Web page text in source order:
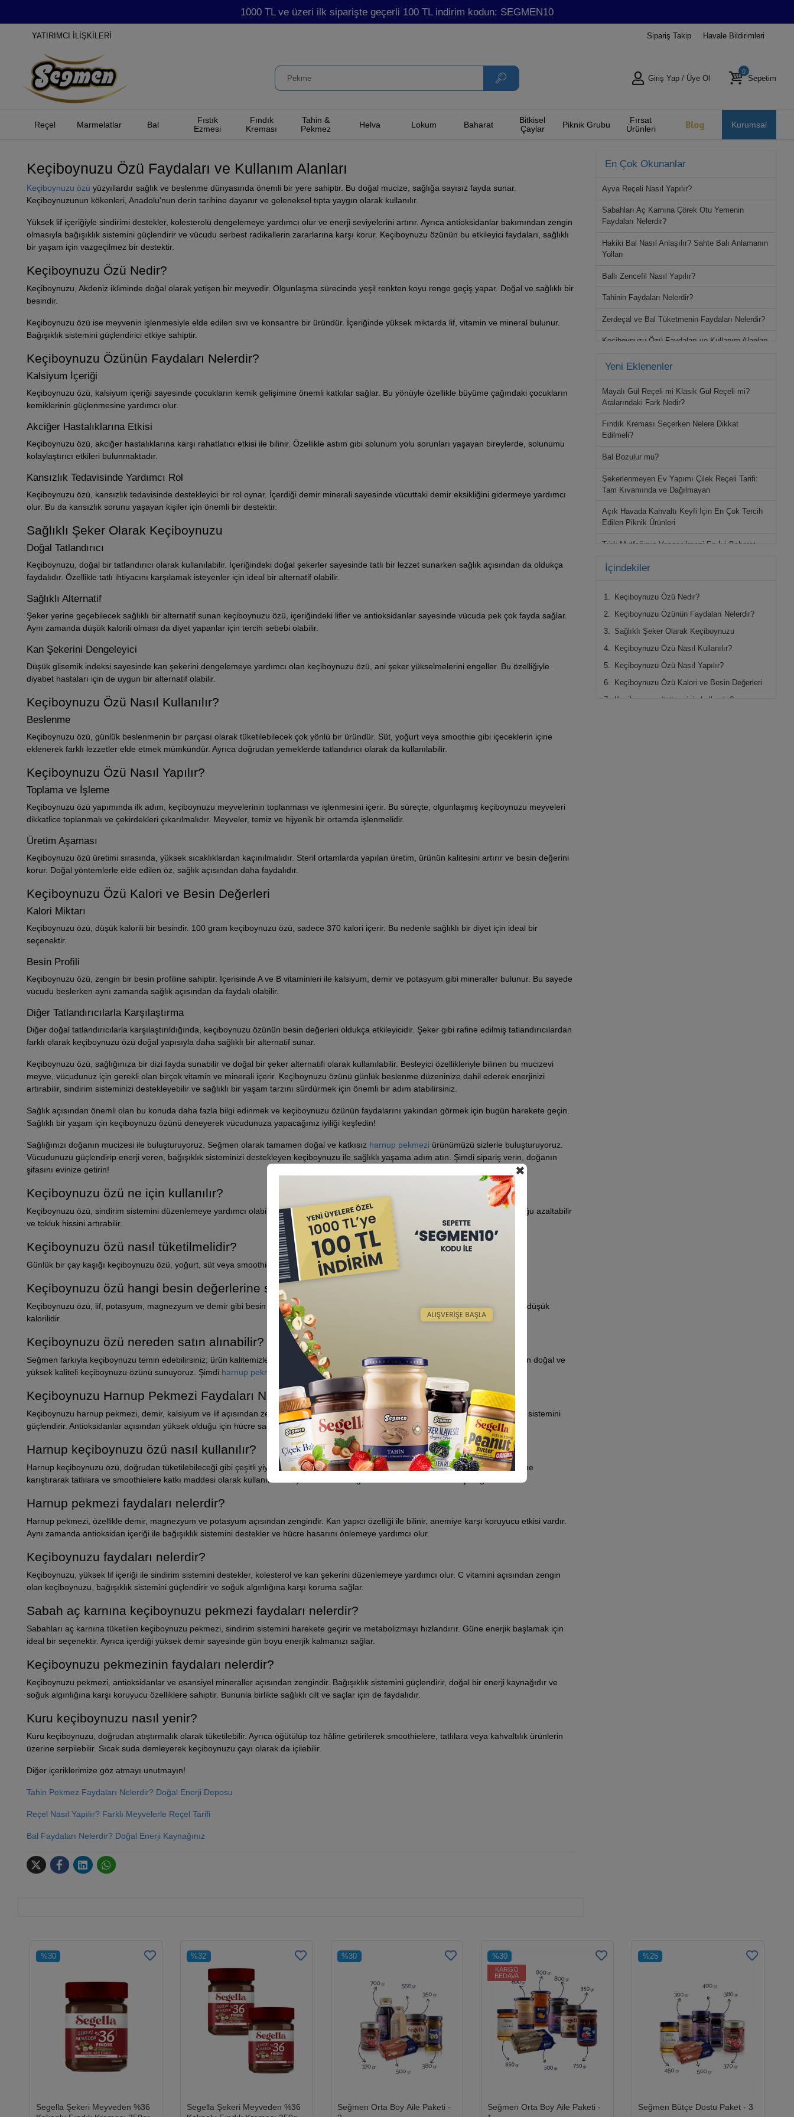
1000 TL ve üzeri ilk siparişte geçerli 100 TL indirim kodun: SEGMEN10
YATIRIMCI İLİŞKİLERİ Sipariş Takip Havale Bildirimleri
Giriş Yap / Üye Ol
0
Sepetim
Reçel Marmelatlar Bal
Fıstık
Ezmesi
Fındık
Kreması
Tahin &
Pekmez
Helva Lokum Baharat
Bitkisel
Çaylar
Piknik Grubu
Fırsat
Ürünleri
Blog Kurumsal
Keçiboynuzu Özü Faydaları ve Kullanım Alanları
Keçiboynuzu özü yüzyıllardır sağlık ve beslenme dünyasında önemli bir yere sahiptir. Bu doğal mucize, sağlığa sayısız fayda sunar.
Keçiboynuzunun kökenleri, Anadolu'nun derin tarihine dayanır ve geleneksel tıpta yaygın olarak kullanılır.
Yüksek lif içeriğiyle sindirimi destekler, kolesterolü dengelemeye yardımcı olur ve enerji seviyelerini artırır. Ayrıca antioksidanlar bakımından zengin
olmasıyla bağışıklık sistemini güçlendirir ve vücudu serbest radikallerin zararlarına karşı korur. Keçiboynuzu özünün bu etkileyici faydaları, sağlıklı
bir yaşam için vazgeçilmez bir destektir.
Keçiboynuzu Özü Nedir?
Keçiboynuzu, Akdeniz ikliminde doğal olarak yetişen bir meyvedir. Olgunlaşma sürecinde yeşil renkten koyu renge geçiş yapar. Doğal ve sağlıklı bir
besindir.
Keçiboynuzu özü ise meyvenin işlenmesiyle elde edilen sıvı ve konsantre bir üründür. İçeriğinde yüksek miktarda lif, vitamin ve mineral bulunur.
Bağışıklık sistemini güçlendirici etkiye sahiptir.
Keçiboynuzu Özünün Faydaları Nelerdir?
Kalsiyum İçeriği
Keçiboynuzu özü, kalsiyum içeriği sayesinde çocukların kemik gelişimine önemli katkılar sağlar. Bu yönüyle özellikle büyüme çağındaki çocukların
kemiklerinin güçlenmesine yardımcı olur.
Akciğer Hastalıklarına Etkisi
Keçiboynuzu özü, akciğer hastalıklarına karşı rahatlatıcı etkisi ile bilinir. Özellikle astım gibi solunum yolu sorunları yaşayan bireylerde, solunumu
kolaylaştırıcı etkileri bulunmaktadır.
Kansızlık Tedavisinde Yardımcı Rol
Keçiboynuzu özü, kansızlık tedavisinde destekleyici bir rol oynar. İçerdiği demir minerali sayesinde vücuttaki demir eksikliğini gidermeye yardımcı
olur. Bu da kansızlık sorunu yaşayan kişiler için önemli bir destektir.
Sağlıklı Şeker Olarak Keçiboynuzu
Doğal Tatlandırıcı
Keçiboynuzu, doğal bir tatlandırıcı olarak kullanılabilir. İçeriğindeki doğal şekerler sayesinde tatlı bir lezzet sunarken sağlık açısından da oldukça
faydalıdır. Özellikle tatlı ihtiyacını karşılamak isteyenler için ideal bir alternatif olabilir.
Sağlıklı Alternatif
Şeker yerine geçebilecek sağlıklı bir alternatif sunan keçiboynuzu özü, içeriğindeki lifler ve antioksidanlar sayesinde vücuda pek çok fayda sağlar.
Aynı zamanda düşük kalorili olması da diyet yapanlar için tercih sebebi olabilir.
Kan Şekerini Dengeleyici
Düşük glisemik indeksi sayesinde kan şekerini dengelemeye yardımcı olan keçiboynuzu özü, ani şeker yükselmelerini engeller. Bu özelliğiyle
diyabet hastaları için de uygun bir alternatif olabilir.
Keçiboynuzu Özü Nasıl Kullanılır?
Beslenme
Keçiboynuzu özü, günlük beslenmenin bir parçası olarak tüketilebilecek çok yönlü bir üründür. Süt, yoğurt veya smoothie gibi içeceklerin içine
eklenerek farklı lezzetler elde etmek mümkündür. Ayrıca doğrudan yemeklerde tatlandırıcı olarak da kullanılabilir.
Keçiboynuzu Özü Nasıl Yapılır?
Toplama ve İşleme
Keçiboynuzu özü yapımında ilk adım, keçiboynuzu meyvelerinin toplanması ve işlenmesini içerir. Bu süreçte, olgunlaşmış keçiboynuzu meyveleri
dikkatlice toplanmalı ve çekirdekleri çıkarılmalıdır. Meyveler, temiz ve hijyenik bir ortamda işlenmelidir.
Üretim Aşaması
Keçiboynuzu özü üretimi sırasında, yüksek sıcaklıklardan kaçınılmalıdır. Steril ortamlarda yapılan üretim, ürünün kalitesini artırır ve besin değerini
korur. Doğal yöntemlerle elde edilen öz, sağlık açısından daha faydalıdır.
Keçiboynuzu Özü Kalori ve Besin Değerleri
Kalori Miktarı
Keçiboynuzu özü, düşük kalorili bir besindir. 100 gram keçiboynuzu özü, sadece 370 kalori içerir. Bu nedenle sağlıklı bir diyet için ideal bir
seçenektir.
Besin Profili
Keçiboynuzu özü, zengin bir besin profiline sahiptir. İçerisinde A ve B vitaminleri ile kalsiyum, demir ve potasyum gibi mineraller bulunur. Bu sayede
vücudu beslerken aynı zamanda sağlık açısından da faydalı olabilir.
Diğer Tatlandırıcılarla Karşılaştırma
Diğer doğal tatlandırıcılarla karşılaştırıldığında, keçiboynuzu özünün besin değerleri oldukça etkileyicidir. Şeker gibi rafine edilmiş tatlandırıcılardan
farklı olarak keçiboynuzu özü doğal yapısıyla daha sağlıklı bir alternatif sunar.
Keçiboynuzu özü, sağlığınıza bir dizi fayda sunabilir ve doğal bir şeker alternatifi olarak kullanılabilir. Besleyici özellikleriyle bilinen bu mucizevi
meyve, vücudunuz için gerekli olan birçok vitamin ve minerali içerir. Keçiboynuzu özünü günlük beslenme düzeninize dahil ederek enerjinizi
artırabilir, sindirim sisteminizi destekleyebilir ve sağlıklı bir yaşam tarzını sürdürmek için önemli bir adım atabilirsiniz.
Sağlık açısından önemli olan bu konuda daha fazla bilgi edinmek ve keçiboynuzu özünün faydalarını yakından görmek için bugün harekete geçin.
Sağlıklı bir yaşam için keçiboynuzu özünü deneyerek vücudunuza yapacağınız iyiliği keşfedin!
Sağlığınızı doğanın mucizesi ile buluşturuyoruz. Seğmen olarak tamamen doğal ve katkısız harnup pekmezi ürünümüzü sizlerle buluşturuyoruz.
Vücudunuzu güçlendirip enerji veren, bağışıklık sisteminizi destekleyen keçiboynuzu ile sağlıklı yaşama adım atın. Şimdi sipariş verin, doğanın
şifasını evinize getirin!
Keçiboynuzu özü ne için kullanılır?
Keçiboynuzu özü, sindirim sistemini düzenlemeye yardımcı olabilir, kolesterol seviyelerini dengeleyebilir, enerji verici etkisiyle yorgunluğu azaltabilir
ve tokluk hissini artırabilir.
Keçiboynuzu özü nasıl tüketilmelidir?
Günlük bir çay kaşığı keçiboynuzu özü, yoğurt, süt veya smoothie gibi içeceklerle karıştırılarak tüketilebilir.
Keçiboynuzu özü hangi besin değerlerine sahiptir?
Keçiboynuzu özü, lif, potasyum, magnezyum ve demir gibi besin maddeleri açısından zengindir. Aynı zamanda antioksidanlar içerir ve düşük
kalorilidir.
Keçiboynuzu özü nereden satın alınabilir?
Seğmen farkıyla keçiboynuzu temin edebilirsiniz; ürün kalitemizle güvenilirliğimizi ön planda tutuyoruz. Sağlığınıza değer katmak için en doğal ve
yüksek kaliteli keçiboynuzu özünü sunuyoruz. Şimdi harnup pekmezi satın al ile Seğmen’in ayrıcalıklı dünyasını keşfedin!
Keçiboynuzu Harnup Pekmezi Faydaları Nelerdir?
Keçiboynuzu harnup pekmezi, demir, kalsiyum ve lif açısından zengin bir besindir. Sindirim sistemini düzenler, enerji verir ve bağışıklık sistemini
güçlendirir. Antioksidanlar açısından yüksek olduğu için hücre sağlığını korumada da etkilidir.
Harnup keçiboynuzu özü nasıl kullanılır?
Harnup keçiboynuzu özü, doğrudan tüketilebileceği gibi çeşitli yiyecek ve içeceklere de eklenebilir. Kahvaltıda yoğurdun veya sütün içine
karıştırarak tatlılara ve smoothielere katkı maddesi olarak kullanılabilir. Aynı zamanda doğal bir tatlandırıcı olarak da işlev görür.
Harnup pekmezi faydaları nelerdir?
Harnup pekmezi, özellikle demir, magnezyum ve potasyum açısından zengindir. Kan yapıcı özelliği ile bilinir, anemiye karşı koruyucu etkisi vardır.
Aynı zamanda antioksidan içeriği ile bağışıklık sistemini destekler ve hücre hasarını önlemeye yardımcı olur.
Keçiboynuzu faydaları nelerdir?
Keçiboynuzu, yüksek lif içeriği ile sindirim sistemini destekler, kolesterol ve kan şekerini düzenlemeye yardımcı olur. C vitamini açısından zengin
olan keçiboynuzu, bağışıklık sistemini güçlendirir ve soğuk algınlığına karşı koruma sağlar.
Sabah aç karnına keçiboynuzu pekmezi faydaları nelerdir?
Sabahları aç karnına tüketilen keçiboynuzu pekmezi, sindirim sistemini harekete geçirir ve metabolizmayı hızlandırır. Güne enerjik başlamak için
ideal bir seçenektir. Ayrıca içerdiği yüksek demir sayesinde gün boyu enerjik kalmanızı sağlar.
Keçiboynuzu pekmezinin faydaları nelerdir?
Keçiboynuzu pekmezi, antioksidanlar ve esansiyel mineraller açısından zengindir. Bağışıklık sistemini güçlendirir, doğal bir enerji kaynağıdır ve
soğuk algınlığına karşı koruyucu özelliklere sahiptir. Bununla birlikte sağlıklı cilt ve saçlar için de faydalıdır.
Kuru keçiboynuzu nasıl yenir?
Kuru keçiboynuzu, doğrudan atıştırmalık olarak tüketilebilir. Ayrıca öğütülüp toz hâline getirilerek smoothielere, tatlılara veya kahvaltılık ürünlerin
üzerine serpilebilir. Sıcak suda demleyerek keçiboynuzu çayı olarak da içilebilir.
Diğer içeriklerimize göz atmayı unutmayın!
Tahin Pekmez Faydaları Nelerdir? Doğal Enerji Deposu
Reçel Nasıl Yapılır? Farklı Meyvelerle Reçel Tarifi
Bal Faydaları Nelerdir? Doğal Enerji Kaynağınız
✖
En Çok Okunanlar
Ayva Reçeli Nasıl Yapılır?
Sabahları Aç Karnına Çörek Otu Yemenin
Faydaları Nelerdir?
Hakiki Bal Nasıl Anlaşılır? Sahte Balı Anlamanın
Yolları
Ballı Zencefil Nasıl Yapılır?
Tahinin Faydaları Nelerdir?
Zerdeçal ve Bal Tüketmenin Faydaları Nelerdir?
Keçiboynuzu Özü Faydaları ve Kullanım Alanları
Yeni Eklenenler
Mayalı Gül Reçeli mi Klasik Gül Reçeli mi?
Aralarındaki Fark Nedir?
Fındık Kreması Seçerken Nelere Dikkat
Edilmeli?
Bal Bozulur mu?
Şekerlenmeyen Ev Yapımı Çilek Reçeli Tarifi:
Tam Kıvamında ve Dağılmayan
Açık Havada Kahvaltı Keyfi İçin En Çok Tercih
Edilen Piknik Ürünleri
Türk Mutfağının Vazgeçilmezi En İyi Baharat
Fıstık Ezmesi Faydaları
Marmelat Nedir? Nasıl Yapılır?
Helva Kilo Aldırır mı?
İçindekiler
Keçiboynuzu Özü Nedir?
Keçiboynuzu Özünün Faydaları Nelerdir?
Sağlıklı Şeker Olarak Keçiboynuzu
Keçiboynuzu Özü Nasıl Kullanılır?
Keçiboynuzu Özü Nasıl Yapılır?
Keçiboynuzu Özü Kalori ve Besin Değerleri
Keçiboynuzu özü ne için kullanılır?
Segella Şekeri Meyveden %36
%30
Segella Şekeri Meyveden %36
%32
Seğmen Orta Boy Aile Paketi -
%30
KARGO
BEDAVA
Seğmen Orta Boy Aile Paketi -
%30
Seğmen Bütçe Dostu Paket - 3
%25